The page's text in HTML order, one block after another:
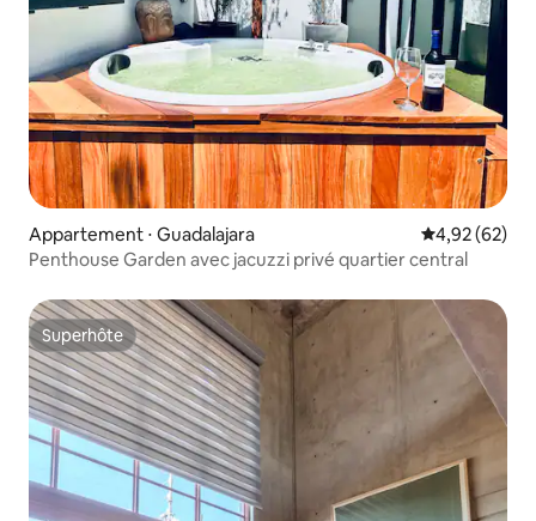
Appartement ⋅ Guadalajara Évaluation
4,92 (62)
Penthouse Garden avec jacuzzi privé quartier central
Superhôte
Superhôte